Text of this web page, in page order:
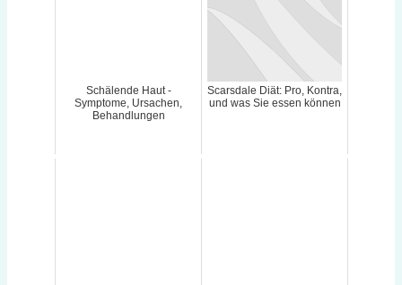
Schälende Haut -
Symptome, Ursachen,
Behandlungen
Scarsdale Diät: Pro, Kontra,
und was Sie essen können